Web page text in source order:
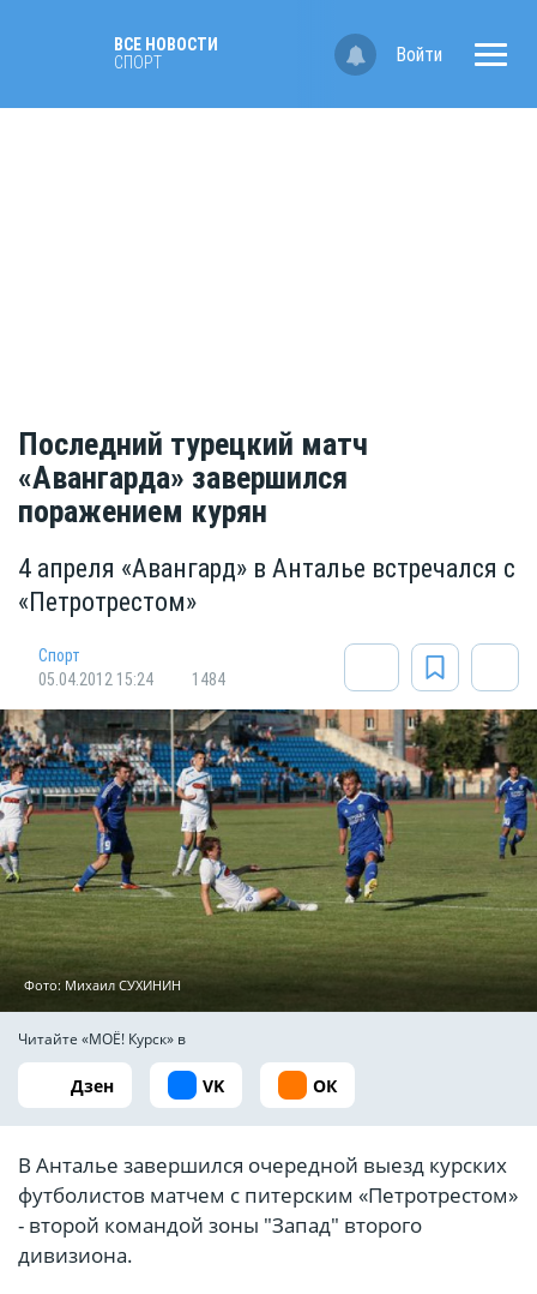
ВСЕ НОВОСТИ
СПОРТ
Войти
Последний турецкий матч
«Авангарда» завершился
поражением курян
4 апреля «Авангард» в Анталье встречался с
«Петротрестом»
Спорт
05.04.2012 15:24
1484
Фото: Михаил СУХИНИН
Читайте «МОЁ! Курск» в
Дзен VK ОК
В Анталье завершился очередной выезд курских
футболистов матчем с питерским «Петротрестом»
- второй командой зоны "Запад" второго
дивизиона.